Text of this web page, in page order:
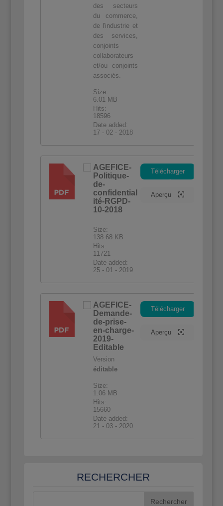
des secteurs
du commerce,
de l'industrie et
des services,
conjoints
collaborateurs
et/ou conjoints
associés.
Size:
6.01 MB
Hits:
18596
Date added:
17 - 02 - 2018
AGEFICE-
Politique-
de-
confidential
ité-RGPD-
10-2018
Size:
138.68 KB
Hits:
11721
Date added:
25 - 01 - 2019
Télécharger
Aperçu
AGEFICE-
Demande-
de-prise-
en-charge-
2019-
Editable
Version
éditable
Size:
1.06 MB
Hits:
15660
Date added:
21 - 03 - 2020
Télécharger
Aperçu
RECHERCHER